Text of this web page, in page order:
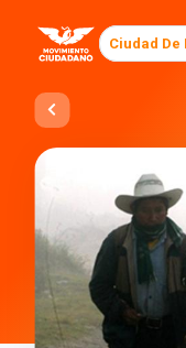
Ciudad De